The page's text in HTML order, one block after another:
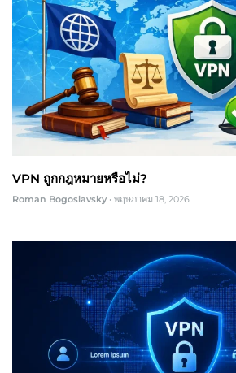
VPN ถูกกฎหมายหรือไม่?
Roman Bogoslavsky • พฤษภาคม 18, 2026